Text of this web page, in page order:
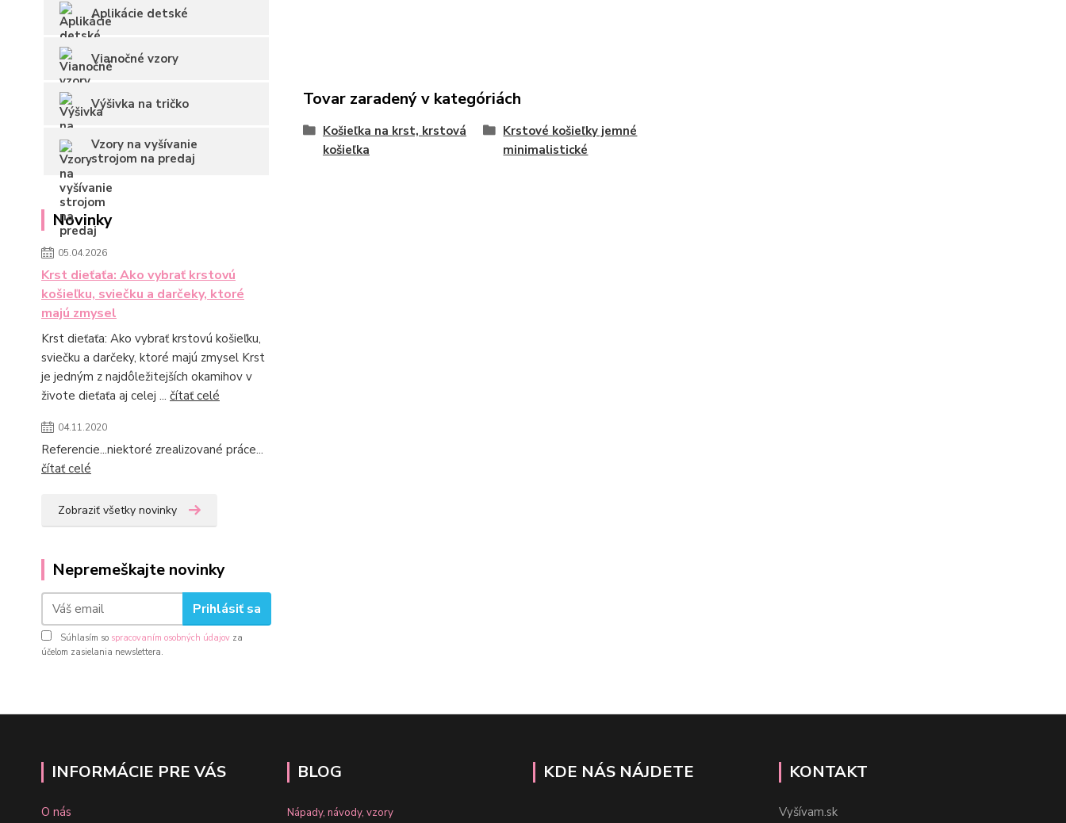
Aplikácie detské
Vianočné vzory
Výšivka na tričko
Vzory na vyšívanie
strojom na predaj
Novinky
05.04.2026
Krst dieťaťa: Ako vybrať krstovú
košieľku, sviečku a darčeky, ktoré
majú zmysel
Krst dieťaťa: Ako vybrať krstovú košieľku,
sviečku a darčeky, ktoré majú zmysel Krst
je jedným z najdôležitejších okamihov v
živote dieťaťa aj celej ... čítať celé
04.11.2020
Referencie...niektoré zrealizované práce...
čítať celé
Zobraziť všetky novinky
Nepremeškajte novinky
Prihlásiť sa
Súhlasím so spracovaním osobných údajov za
účelom zasielania newslettera.
Tovar zaradený v kategóriách
Košieľka na krst, krstová
košieľka
Krstové košieľky jemné
minimalistické
INFORMÁCIE PRE VÁS
O nás
BLOG
Nápady, návody, vzory
KDE NÁS NÁJDETE KONTAKT
Vyšívam.sk